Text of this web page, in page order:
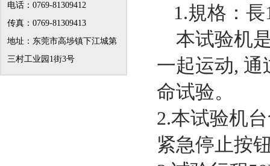
电话：0769-81309412
传真：0769-81309413
地址：东莞市高埗镇下江城第
三村工业园1街3号
1.規格：長
本试验机
一起运动,
命试验。
2.本试验机
紧急停止按